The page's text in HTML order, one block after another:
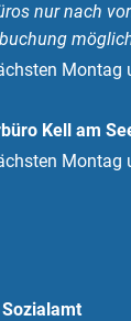
nur nach
oder
Montag
Kell am
oder
Montag
Sozialamt